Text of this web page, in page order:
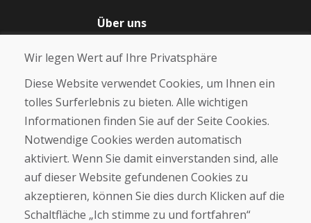
Über uns
Über uns
Kontakt
Kaufen
E-Shop
Geschäftsbedingungen
Zahlung
Beschwerde
Rückgabe und Umtausch von Waren
Wir legen Wert auf Ihre Privatsphäre
Diese Website verwendet Cookies, um Ihnen ein
tolles Surferlebnis zu bieten. Alle wichtigen
Informationen finden Sie auf der Seite Cookies.
Notwendige Cookies werden automatisch
aktiviert. Wenn Sie damit einverstanden sind, alle
auf dieser Website gefundenen Cookies zu
akzeptieren, können Sie dies durch Klicken auf die
Schaltfläche „Ich stimme zu und fortfahren“